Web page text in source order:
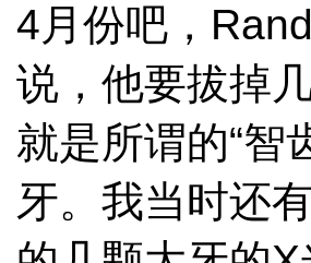
4月份吧，
说，他要拔掉
就是所谓的“智
牙。我当时还